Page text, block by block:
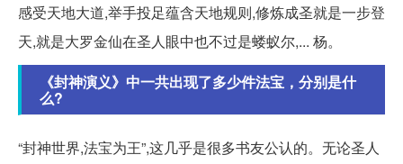
感受天地大道,举手投足蕴含天地规则,修炼成圣就是一步登
天,就是大罗金仙在圣人眼中也不过是蝼蚁尔,... 杨。
《封神演义》中一共出现了多少件法宝，分别是什
么?
“封神世界,法宝为王”,这几乎是很多书友公认的。无论圣人